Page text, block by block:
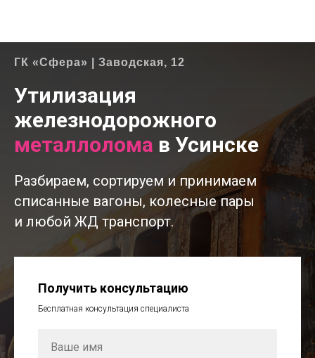
ГК «Сфера» | Заводская, 12
Утилизация
железнодорожного
металлолома в Усинске
Разбираем, сортируем и принимаем
списанные вагоны, колесные пары
и любой ЖД транспорт.
Получить консультацию
Бесплатная консультация специалиста